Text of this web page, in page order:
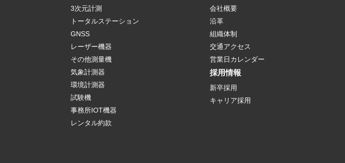
3次元計測
トータルステーション
GNSS
レーザー機器
その他測量機
気象計測器
環境計測器
試験機
事務所IOT機器
レンタル約款
会社概要
沿革
組織体制
交通アクセス
営業日カレンダー
採用情報
新卒採用
キャリア採用